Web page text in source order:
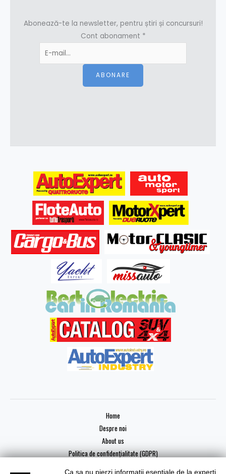
Abonează-te la newsletter, pentru știri și concursuri!
Cont abonament *
ABONARE
Home
Despre noi
About us
Politica de confidențialitate (GDPR)
Ca sa nu pierzi informatii esentiale de la experti